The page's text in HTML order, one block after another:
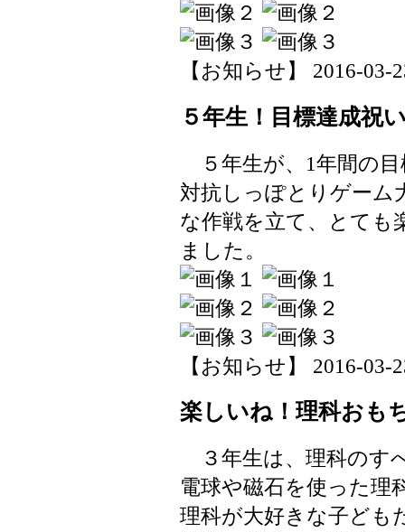
【お知らせ】 2016-03-
５年生！目標達成祝
５年生が、1年間の
対抗しっぽとりゲーム
な作戦を立て、とても
ました。
【お知らせ】 2016-03-
楽しいね！理科おも
３年生は、理科のす
電球や磁石を使った理
理科が大好きな子ども